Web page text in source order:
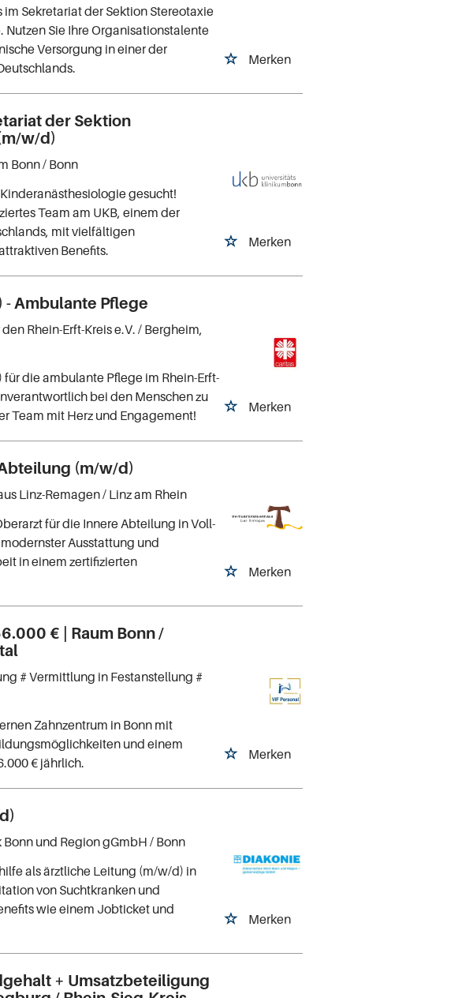
Merken
im Sekretariat der Sektion Stereotaxie
Sie Ihre Organisationstalente
Versorgung in einer der
der Sektion
w/d)
Merken
Bonn/ Bonn
gesucht!
Team am UKB, einem der
mit vielfältigen
Benefits.
Ambulante Pflege
Merken
Rhein-Erft-Kreis e.V. / Bergheim,
die ambulante Pflege im Rhein-Erft-
bei den Menschen zu
Team mit Herz und Engagement!
(m/w/d)
Merken
Linz-Remagen/ Linz am Rhein
für die Innere Abteilung in Voll-
Ausstattung und
in einem zertifizierten
€ | Raum Bonn /
Merken
# Vermittlung in Festanstellung #
Zahnzentrum in Bonn mit
und einem
€ jährlich.
Merken
Bonn und Region gGmbH / Bonn
als ärztliche Leitung (m/w/d) in
von Suchtkranken und
wie einem Jobticket und
+ Umsatzbeteiligung